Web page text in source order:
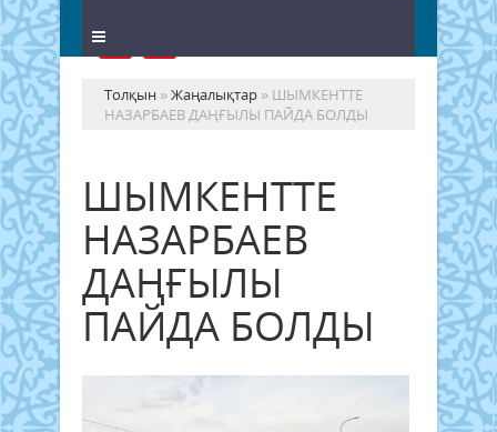
Толқын »Жаңалықтар » ШЫМКЕНТТЕ
НАЗАРБАЕВ ДАҢҒЫЛЫ ПАЙДА БОЛДЫ
ШЫМКЕНТТЕ
НАЗАРБАЕВ
ДАҢҒЫЛЫ
ПАЙДА БОЛДЫ